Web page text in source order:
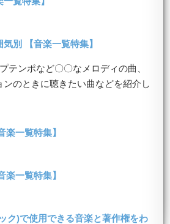
別 【音楽一覧特集】
ンポなど〇〇なメロディの曲、
のときに聴きたい曲などを紹介し
楽一覧特集】
楽一覧特集】
ク)で使用できる音楽と著作権をわ